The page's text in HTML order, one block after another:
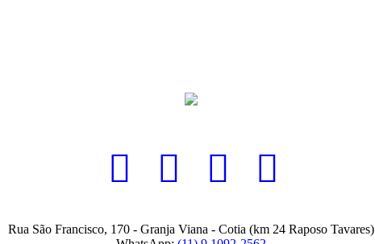
Rua São Francisco, 170 - Granja Viana - Cotia (km 24 Raposo Tavares)